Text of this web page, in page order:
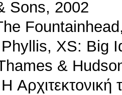
Sons, 2002
XS: Big
&